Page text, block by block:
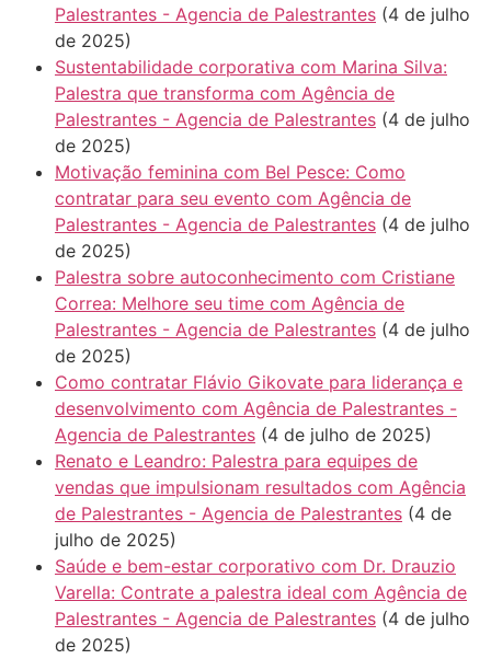
Palestrantes - Agencia de Palestrantes (4 de julho
de 2025)
Sustentabilidade corporativa com Marina Silva:
Palestra que transforma com Agência de
Palestrantes - Agencia de Palestrantes (4 de julho
de 2025)
Motivação feminina com Bel Pesce: Como
contratar para seu evento com Agência de
Palestrantes - Agencia de Palestrantes (4 de julho
de 2025)
Palestra sobre autoconhecimento com Cristiane
Correa: Melhore seu time com Agência de
Palestrantes - Agencia de Palestrantes (4 de julho
de 2025)
Como contratar Flávio Gikovate para liderança e
desenvolvimento com Agência de Palestrantes -
Agencia de Palestrantes (4 de julho de 2025)
Renato e Leandro: Palestra para equipes de
vendas que impulsionam resultados com Agência
de Palestrantes - Agencia de Palestrantes (4 de
julho de 2025)
Saúde e bem-estar corporativo com Dr. Drauzio
Varella: Contrate a palestra ideal com Agência de
Palestrantes - Agencia de Palestrantes (4 de julho
de 2025)